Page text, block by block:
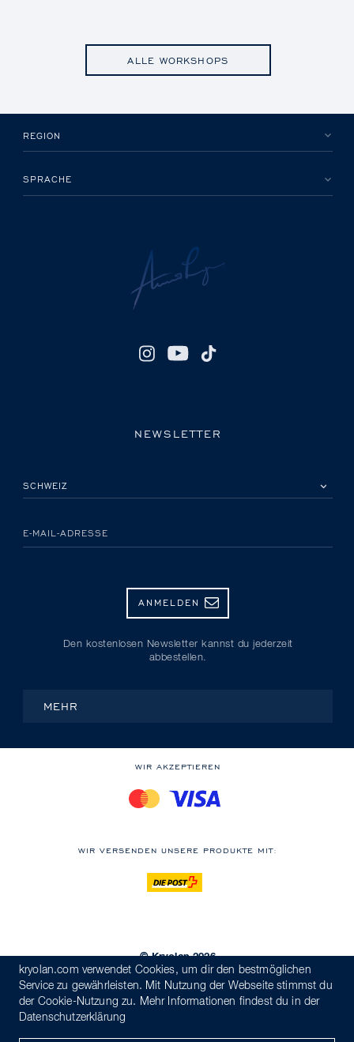
ALLE WORKSHOPS
REGION
SPRACHE
NEWSLETTER
E-MAIL-ADRESSE
ANMELDEN
Den kostenlosen Newsletter kannst du jederzeit
abbestellen.
MEHR
WIR AKZEPTIEREN
WIR VERSENDEN UNSERE PRODUKTE MIT:
© Kryolan 2026
Versand
AGB Datenschutzerklärung
Verhaltenskodex
Hinweisgebersystem
Impressum
kryolan.com verwendet Cookies, um dir den bestmöglichen
Service zu gewährleisten. Mit Nutzung der Webseite stimmst du
der Cookie-Nutzung zu. Mehr Informationen findest du in der
Datenschutzerklärung